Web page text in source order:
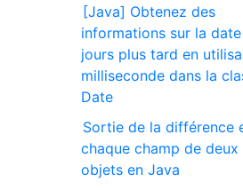
[Java] Obtenez des
informations sur la date
jours plus tard en
milliseconde dans la
Date
Sortie de la différence
chaque champ de deux
objets en Java